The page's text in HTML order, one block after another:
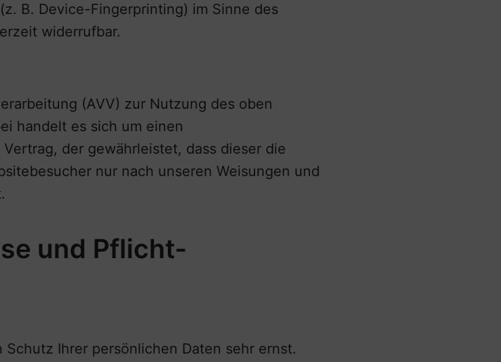
B. Device-Fingerprinting) im Sinne des
widerrufbar.
(AVV) zur Nutzung des oben
handelt es sich um einen
der gewährleistet, dass dieser die
nur nach unseren Weisungen und
und Pflicht­
Ihrer persönlichen Daten sehr ernst.